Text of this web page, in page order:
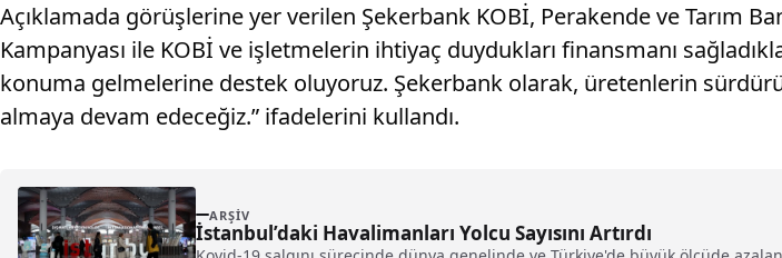
Açıklamada görüşlerine yer verilen Şekerbank KOBİ, Perakende ve Tarım
Kampanyası ile KOBİ ve işletmelerin ihtiyaç duydukları finansmanı
konuma gelmelerine destek oluyoruz. Şekerbank olarak, üretenlerin
almaya devam edeceğiz.” ifadelerini kullandı.
ARŞIV
İstanbul’daki Havalimanları Yolcu Sayısını Artırdı